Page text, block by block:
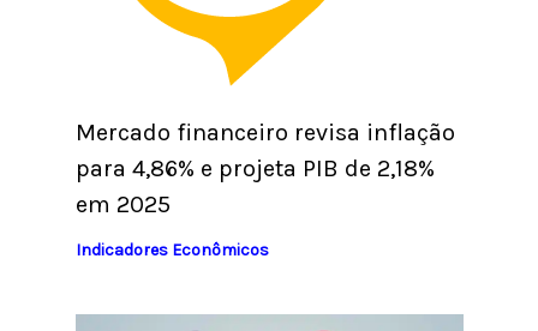
Mercado financeiro revisa inflação
para 4,86% e projeta PIB de 2,18%
em 2025
Indicadores Econômicos